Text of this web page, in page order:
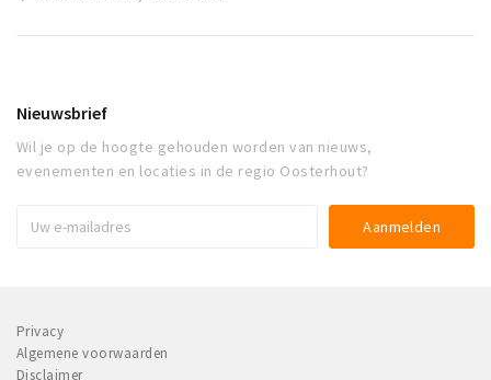
Nieuwsbrief
Wil je op de hoogte gehouden worden van nieuws,
evenementen en locaties in de regio Oosterhout?
Privacy
Algemene voorwaarden
Disclaimer